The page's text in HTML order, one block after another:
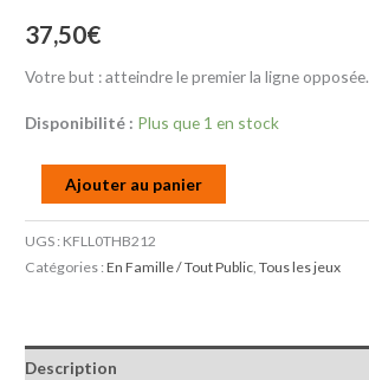
37,50€
Votre but : atteindre le premier la ligne opposée.
Disponibilité : Plus que 1 en stock
Ajouter au panier
UGS : KFLL0THB212
Catégories :En Famille / Tout Public,Tous les jeux
Description